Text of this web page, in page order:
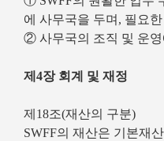
에 사무국을 두며, 필요
② 사무국의 조직 및 운
제4장 회계 및 재정
제18조(재산의 구분)
SWFF의 재산은 기본재